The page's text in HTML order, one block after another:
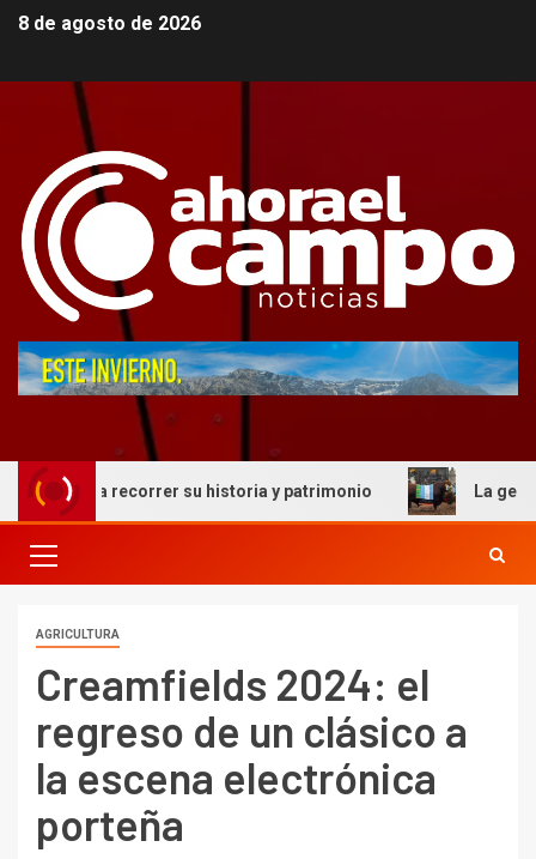
8 de agosto de 2026
su historia y patrimonio La genética
AGRICULTURA
Creamfields 2024: el
regreso de un clásico a
la escena electrónica
porteña